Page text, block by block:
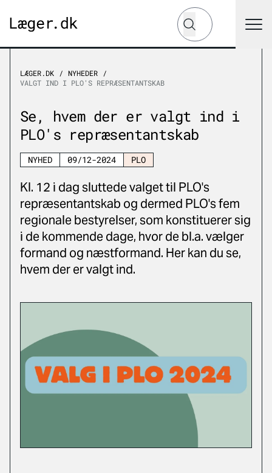
Hvad leder du efter?
Søg
LÆGER.DK
NYHEDER
VALGT IND I PLO'S REPRÆSENTANTSKAB
Se, hvem der er valgt ind i
PLO's repræsentantskab
NYHED 09/12-2024 PLO
Kl. 12 i dag sluttede valget til PLO's
repræsentantskab og dermed PLO's fem
regionale bestyrelser, som konstituerer sig
i de kommende dage, hvor de bl.a. vælger
formand og næstformand. Her kan du se,
hvem der er valgt ind.